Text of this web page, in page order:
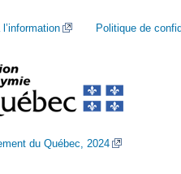
Politique de
du Québec, 2024